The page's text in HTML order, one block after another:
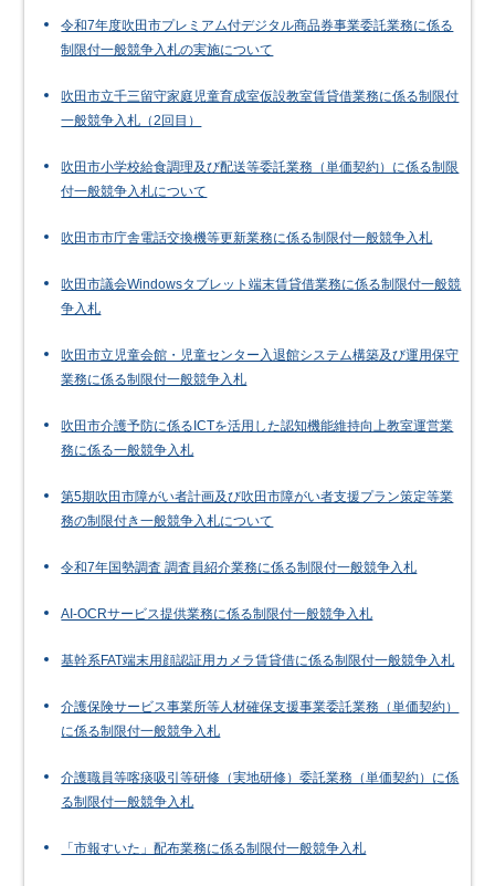
令和7年度吹田市プレミアム付デジタル商品券事業委託業務に係る
制限付一般競争入札の実施について
吹田市立千三留守家庭児童育成室仮設教室賃貸借業務に係る制限付
一般競争入札（2回目）
吹田市小学校給食調理及び配送等委託業務（単価契約）に係る制限
付一般競争入札について
吹田市市庁舎電話交換機等更新業務に係る制限付一般競争入札
吹田市議会Windowsタブレット端末賃貸借業務に係る制限付一般競
争入札
吹田市立児童会館・児童センター入退館システム構築及び運用保守
業務に係る制限付一般競争入札
吹田市介護予防に係るICTを活用した認知機能維持向上教室運営業
務に係る一般競争入札
第5期吹田市障がい者計画及び吹田市障がい者支援プラン策定等業
務の制限付き一般競争入札について
令和7年国勢調査 調査員紹介業務に係る制限付一般競争入札
AI-OCRサービス提供業務に係る制限付一般競争入札
基幹系FAT端末用顔認証用カメラ賃貸借に係る制限付一般競争入札
介護保険サービス事業所等人材確保支援事業委託業務（単価契約）
に係る制限付一般競争入札
介護職員等喀痰吸引等研修（実地研修）委託業務（単価契約）に係
る制限付一般競争入札
「市報すいた」配布業務に係る制限付一般競争入札